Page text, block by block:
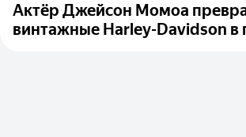
Актёр Джейсон Момоа
винтажные Harley-Davidson в